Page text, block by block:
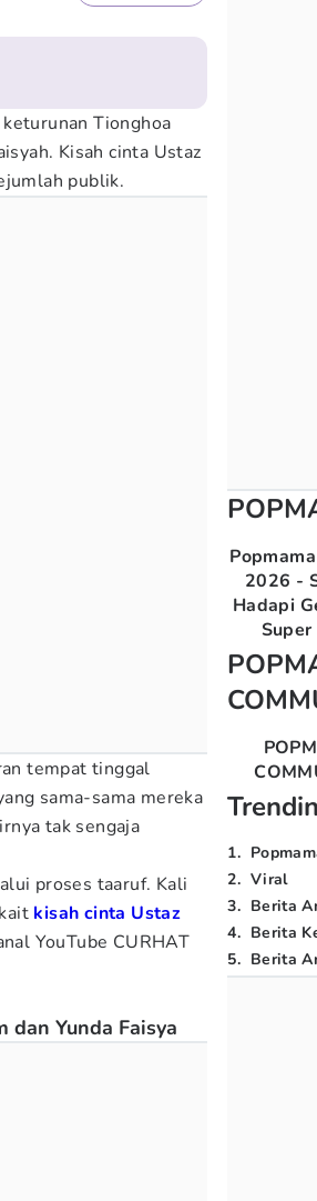
Tionghoa
Kisah cinta Ustaz
publik.
tempat tinggal
sama-sama mereka
tak sengaja
proses taaruf. Kali
kisah cinta Ustaz
YouTube CURHAT
dan Yunda Faisya
2026 -
Hadapi
1.
2. Viral
3. Berita
4. Berita
5. Berita